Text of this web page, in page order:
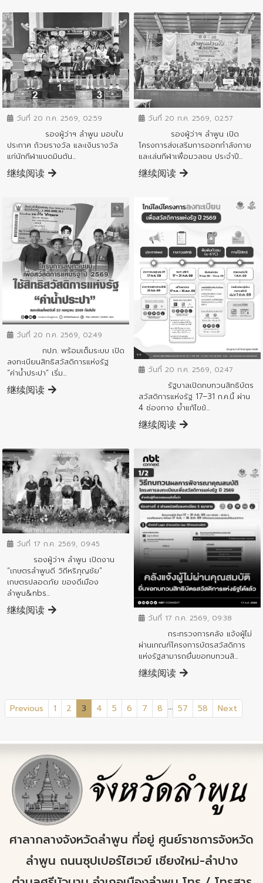
ข่าวประชาสัมพันธ์
วันที่ 20 ก.ค. 2569, 02:59
รองผู้ว่าฯ ลำพูน มอบใบ
ประกาศ ถ้วยรางวัล และเงินรางวัล
แก่นักกีฬาแบดมินตัน...
继续阅读
ข่าวประชาสัมพันธ์
วันที่ 20 ก.ค. 2569, 02:57
รองผู้ว่าฯ ลำพูน เปิด
โครงการส่งเสริมการออกกำลังกาย
และเล่นกีฬาเพื่อมวลชน ประจำปี...
继续阅读
ข่าวประชาสัมพันธ์
วันที่ 20 ก.ค. 2569, 02:49
กปภ. พร้อมเต็มระบบ เปิด
ลงทะเบียนสิทธิสวัสดิการแห่งรัฐ
“ค่าน้ำประปา” เริ่ม...
继续阅读
ข่าวประชาสัมพันธ์
วันที่ 20 ก.ค. 2569, 02:47
รัฐบาลเปิดทบทวนสิทธิบัตร
สวัสดิการแห่งรัฐ 17–31 ก.ค.นี้ ผ่าน
4 ช่องทาง ย้ำแก้ไขข้...
继续阅读
ข่าวประชาสัมพันธ์
วันที่ 17 ก.ค. 2569, 09:45
รองผู้ว่าฯ ลำพูน เปิดงาน
“เกษตรลำพูนดี วิถีหริภุญชัย”
เกษตรปลอดภัย ของดีเมือง
ลำพูน&nbs...
继续阅读
ข่าวประชาสัมพันธ์
วันที่ 17 ก.ค. 2569, 09:38
กระทรวงการคลัง แจ้งผู้ไม่
ผ่านเกณฑ์โครงการบัตรสวัสดิการ
แห่งรัฐสามารถยื่นขอทบทวนสิ...
继续阅读
Previous 1 2 3 (current)
4 5 6 7 8 ... 57 58 Next
ศาลากลางจังหวัดลำพูน ที่อยู่ ศูนย์ราชการจังหวัด
ลำพูน ถนนซุปเปอร์ไฮเวย์ เชียงใหม่-ลำปาง